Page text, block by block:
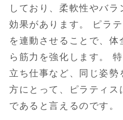
しており、柔軟性やバ
効果があります。 ピラ
を連動させることで、
ら筋力を強化します。
立ち仕事など、同じ姿
方にとって、ピラティス
であると言えるのです。